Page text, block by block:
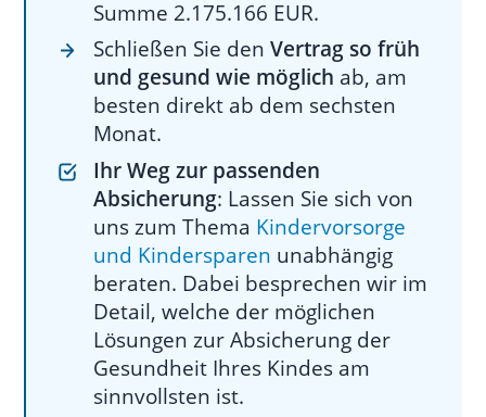
2. Voraussetzung für den Umtausch in
eine BU bei Eintritt ins Berufsleben
Der Umtausch in eine
Berufsunfähigkeitsversicherung
Ausbaumöglichkeiten der
Grundfähigkeitsversicherung
für Kinder
Was kostet eine
Grundfähigkeitsversicherung für
Kinder?
Welche Gesundheitsfragen sind
zu beantworten?
Risikoprüfung für Kinder unter
Summe 2.175.166 EUR.
Schließen Sie den Vertrag so früh
und gesund wie möglich ab, am
besten direkt ab dem sechsten
Monat.
Ihr Weg zur passenden
Absicherung: Lassen Sie sich von
uns zum Thema Kindervorsorge
und Kindersparen unabhängig
beraten. Dabei besprechen wir im
Detail, welche der möglichen
Lösungen zur Absicherung der
Gesundheit Ihres Kindes am
sinnvollsten ist.